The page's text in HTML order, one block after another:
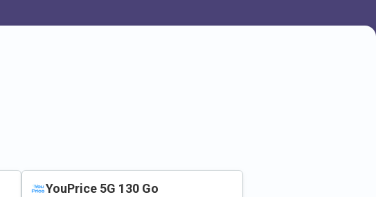
YouPrice 5G 130 Go